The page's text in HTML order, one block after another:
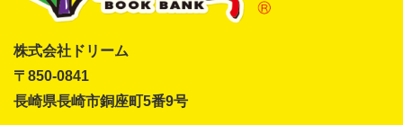
株式会社ドリーム
〒850-0841
長崎県長崎市銅座町5番9号